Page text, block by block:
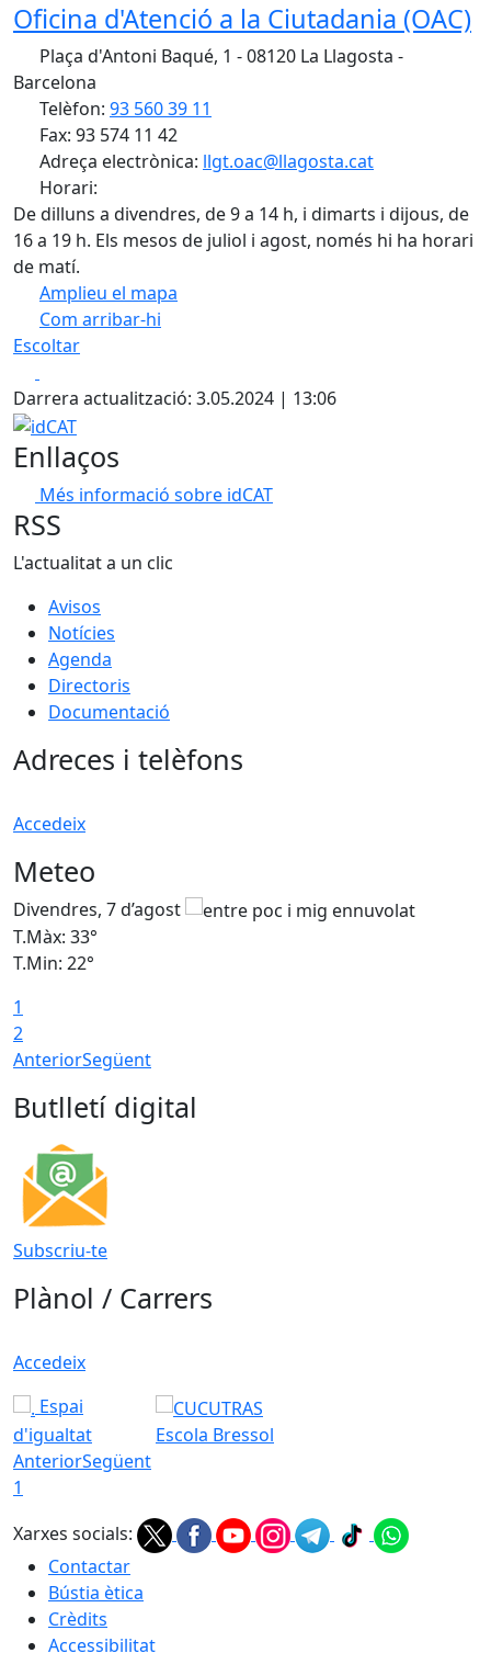
Oficina d'Atenció a la Ciutadania (OAC)
Plaça d'Antoni Baqué, 1 - 08120 La Llagosta -
Barcelona
Telèfon: 93 560 39 11
Fax: 93 574 11 42
Adreça electrònica: llgt.oac@llagosta.cat
Horari:
De dilluns a divendres, de 9 a 14 h, i dimarts i dijous, de
16 a 19 h. Els mesos de juliol i agost, només hi ha horari
de matí.
Amplieu el mapa
Com arribar-hi
+
−
Escoltar
Darrera actualització: 3.05.2024 | 13:06
idCAT
Enllaços
Més informació sobre idCAT
RSS
L'actualitat a un clic
Avisos
Notícies
Agenda
Directoris
Documentació
Adreces i telèfons
Accedeix
Meteo
Divendres, 7 d’agost
T.Màx: 33°
T.Min: 22°
1
2
AnteriorSegüent
Butlletí digital
Subscriu-te
Plànol / Carrers
Accedeix
Espai
d'igualtat
Escola Bressol
AnteriorSegüent
1
Xarxes socials:
Contactar
Bústia ètica
Crèdits
Accessibilitat